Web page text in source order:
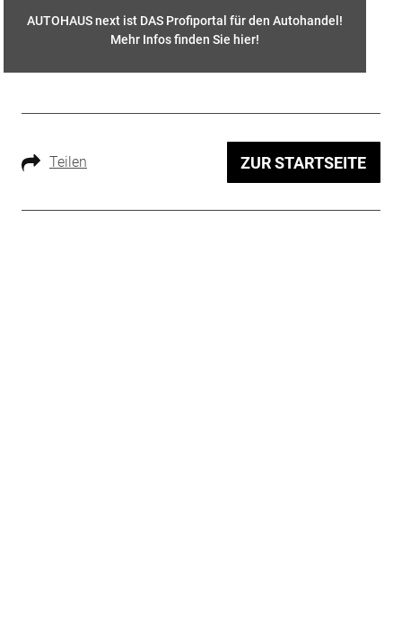
AUTOHAUS next ist DAS Profiportal für den Autohandel!
Mehr Infos finden Sie hier!
Teilen ZUR STARTSEITE